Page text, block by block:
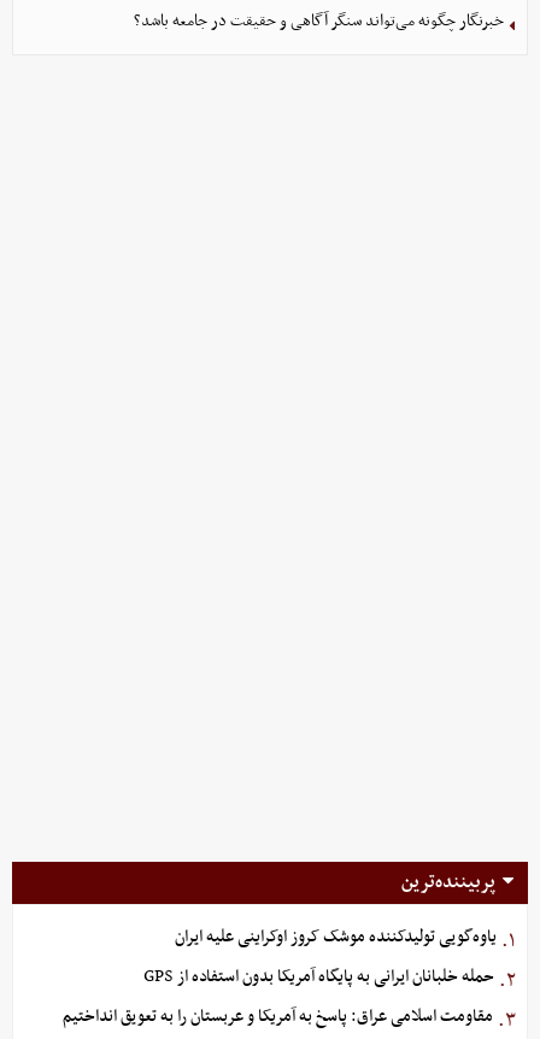
خبرنگار چگونه می‌تواند سنگر آگاهی و حقیقت در جامعه باشد؟
پربیننده‌ترین
۱. یاوه‌گویی تولیدکننده موشک کروز اوکراینی علیه ایران
۲. حمله خلبانان ایرانی به پایگاه آمریکا بدون استفاده از GPS
۳. مقاومت اسلامی عراق: پاسخ به آمریکا و عربستان را به تعویق انداختیم